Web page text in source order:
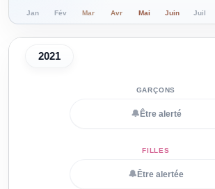
Jan Fév Mar Avr Mai Juin Juil
2021
🔔 Être alerté
🔔 Être alertée